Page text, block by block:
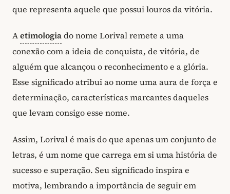
que representa aquele que possui louros da vitória.
Aetimologiado nome Lorival remete a uma
conexão com a ideia de conquista, de vitória, de
alguém que alcançou o reconhecimento e a glória.
Esse significado atribui ao nome uma aura de força e
determinação, características marcantes daqueles
que levam consigo esse nome.
Assim, Lorival é mais do que apenas um conjunto de
letras, é um nome que carrega em si uma história de
sucesso e superação. Seu significado inspira e
motiva, lembrando a importância de seguir em